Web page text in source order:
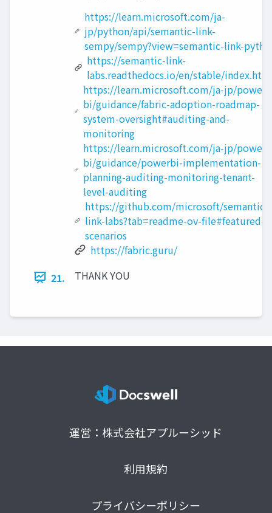
https://learn.microsoft.com/ja-
jp/python/api/semantic-link-
sempy/sempy?view=semantic-link-
https://semantic-link-
labs.readthedocs.io/en/stable/
https://learn.microsoft.com/ja-jp/power-
bi/guidance/fabric-adoption-roadmap-
system-oversight#auditing-and-
monitoring
https://learn.microsoft.com/ja-jp/power-
bi/guidance/powerbi-implementation-
planning-auditing-monitoring-tenant-
level-auditing
https://github.com/microsoft/semantic-
link-labs?tab=readme-ov-file#featured-
scenarios
https://fabric.guru/
21.
THANK YOU
運営：株式会社アプルーシッド
利用規約
プライバシーポリシー